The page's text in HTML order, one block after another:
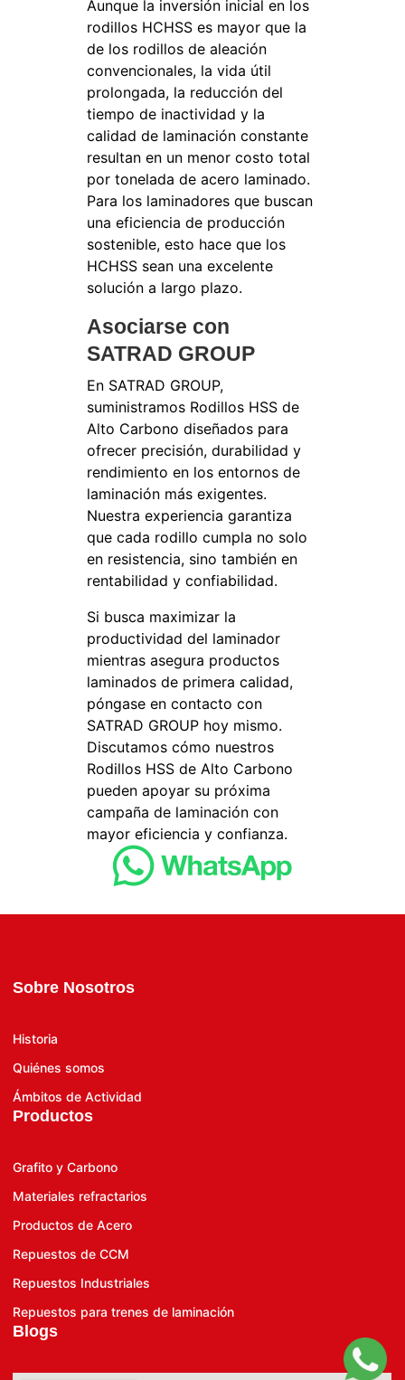
Aunque la inversión inicial en los
rodillos HCHSS es mayor que la
de los rodillos de aleación
convencionales, la vida útil
prolongada, la reducción del
tiempo de inactividad y la
calidad de laminación constante
resultan en un menor costo total
por tonelada de acero laminado.
Para los laminadores que buscan
una eficiencia de producción
sostenible, esto hace que los
HCHSS sean una excelente
solución a largo plazo.
Asociarse con
SATRAD GROUP
En SATRAD GROUP,
suministramos Rodillos HSS de
Alto Carbono diseñados para
ofrecer precisión, durabilidad y
rendimiento en los entornos de
laminación más exigentes.
Nuestra experiencia garantiza
que cada rodillo cumpla no solo
en resistencia, sino también en
rentabilidad y confiabilidad.
Si busca maximizar la
productividad del laminador
mientras asegura productos
laminados de primera calidad,
póngase en contacto con
SATRAD GROUP hoy mismo.
Discutamos cómo nuestros
Rodillos HSS de Alto Carbono
pueden apoyar su próxima
campaña de laminación con
mayor eficiencia y confianza.
Sobre Nosotros
Historia
Quiénes somos
Ámbitos de Actividad
Productos
Grafito y Carbono
Materiales refractarios
Productos de Acero
Repuestos de CCM
Repuestos Industriales
Repuestos para trenes de laminación
Blogs